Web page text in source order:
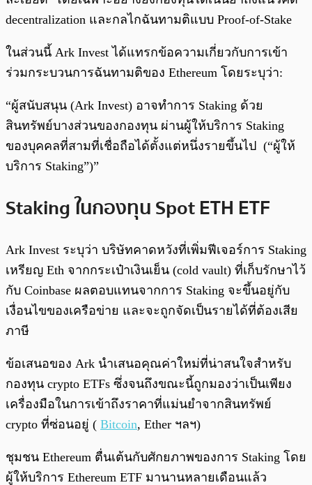
decentralization และกลไกฉันทามติแบบ Proof-of-Stake
ในส่วนนี้ Ark Invest ได้แทรกข้อความเกี่ยวกับการเข้า
ร่วมกระบวนการฉันทามติของ Ethereum โดยระบุว่า:
“ผู้สนับสนุน (Ark Invest) อาจทำการ Staking ด้วย
สินทรัพย์บางส่วนของกองทุน ผ่านผู้ให้บริการ Staking
ของบุคคลที่สามที่เชื่อถือได้ตั้งแต่หนึ่งรายขึ้นไป (“ผู้ให้
บริการ Staking”)”
Staking ในกองทุน Spot ETH ETF
Ark Invest ระบุว่า บริษัทคาดหวังที่เพิ่มฟีเจอร์การ Staking
เหรียญ Eth จากกระเป๋าเงินเย็น (cold vault) ที่เก็บรักษาไว้
กับ Coinbase ผลตอบแทนจากการ Staking จะขึ้นอยู่กับ
เงื่อนไขของเครือข่าย และจะถูกจัดเป็นรายได้ที่ต้องเสีย
ภาษี
ข้อเสนอของ Ark นำเสนอคุณค่าใหม่ที่น่าสนใจสำหรับ
กองทุน crypto ETFs ซึ่งจนถึงขณะนี้ถูกมองว่าเป็นเพียง
เครื่องมือในการเข้าถึงราคาที่แม่นยำจากสินทรัพย์
crypto ที่ซ่อนอยู่ ( Bitcoin, Ether ฯลฯ)
ชุมชน Ethereum ตื่นเต้นกับศักยภาพของการ Staking โดย
ผู้ให้บริการ Ethereum ETF มานานหลายเดือนแล้ว